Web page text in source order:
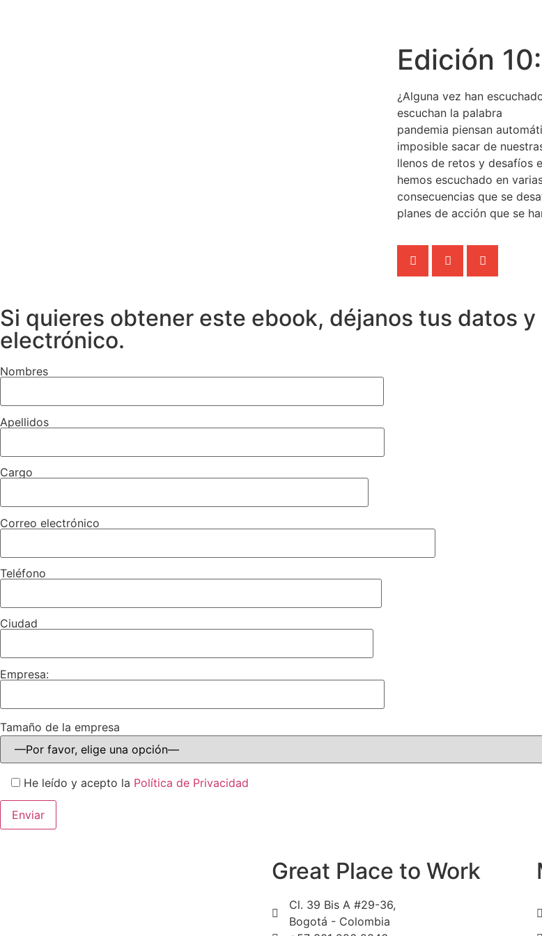
Edición
¿Alguna vez han
escuchan la palabra
pandemia piensan
imposible sacar de
llenos de retos y desafíos
hemos escuchado en
consecuencias que se
planes de acción que se
Si quieres obtener este ebook, déjanos tus datos
electrónico.
Nombres
Apellidos
Cargo
Correo electrónico
Teléfono
Ciudad
Empresa:
Tamaño de la empresa
He leído y acepto la Política de Privacidad
Great Place to Work
Cl. 39 Bis A #29-36,
Bogotá - Colombia